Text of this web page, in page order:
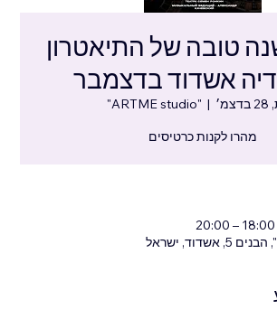
טובה של התיאטרון
אשדוד בדצמבר
  |
"ARTME studio"
מהרו לקנות כרטיסים